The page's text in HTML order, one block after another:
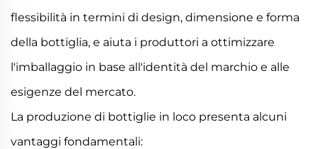
flessibilità in termini di design, dimensione e forma
della bottiglia, e aiuta i produttori a ottimizzare
l'imballaggio in base all'identità del marchio e alle
esigenze del mercato.
La produzione di bottiglie in loco presenta alcuni
vantaggi fondamentali: